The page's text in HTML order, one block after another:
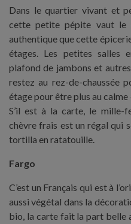
Dans le quartier vivant et
cette petite pépite vaut le
authentique que cette
étages. Les petites salles
plafond de jambons et
restez au rez-de-chaussée
étage pour être plus au
S’il est à la carte, le mille-
chèvre frais est un régal qui
tortilla en ratatouille.
Fargo
C’est un Français qui est à
aussi végétal dans la
bio, la carte fait la part belle